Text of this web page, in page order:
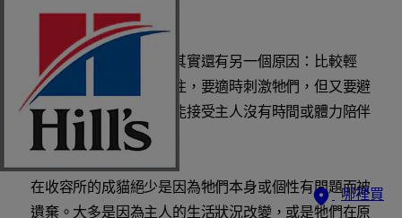
哪裡買
成貓的包容力
領養成貓而不領養幼貓其實還有另一個原因：比較輕
鬆。幼貓需要大量的關注，要適時刺激牠們，但又要避
免牠們闖禍。成貓比較能接受主人沒有時間或體力陪伴
牠們，幼貓則不然。
在收容所的成貓絕少是因為牠們本身或個性有問題而被
遺棄。大多是因為主人的生活狀況改變，或是牠們在原